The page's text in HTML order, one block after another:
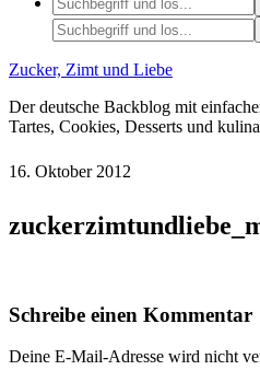
Zucker, Zimt und Liebe
Der deutsche Backblog mit
Tartes, Cookies, Desserts und
16. Oktober 2012
Schreibe einen Kommentar
Deine E-Mail-Adresse wird nicht